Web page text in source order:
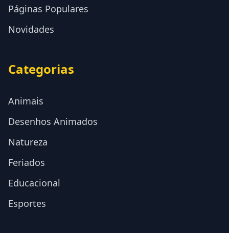
Páginas Populares
Novidades
Categorias
Animais
Desenhos Animados
Natureza
Feriados
Educacional
Esportes